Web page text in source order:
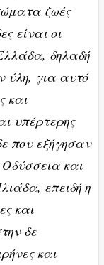
ζωές
είναι οι
δηλαδή
ύλη, για αυτό
και
υπέρτερης
που εξήγησαν
Οδύσσεια και
επειδή η
και
δε
και